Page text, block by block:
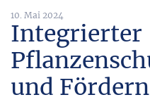
10. Mai 2024
Integrierter
und Fördern